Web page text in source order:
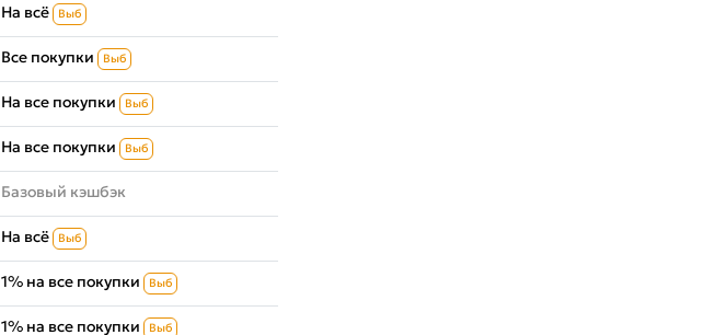
На всё Выб
Все покупки Выб
На все покупки Выб
На все покупки Выб
Базовый кэшбэк
На всё Выб
1% на все покупки Выб
1% на все покупки Выб